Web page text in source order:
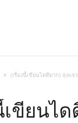
(เรื่องนี้เขียนไดดีมาก) ลุงแ
เขียนไ